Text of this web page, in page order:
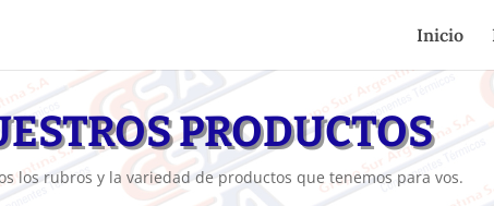
Inicio
PRODUCTOS
los rubros y la variedad de productos que tenemos para vos.